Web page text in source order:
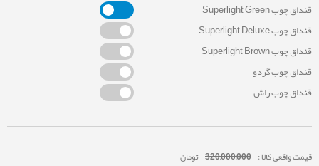
قنداق چوب Superlight Green
قنداق چوب Superlight Deluxe
قنداق چوب Superlight Brown
قنداق چوب گردو
قنداق چوب راش
قیمت واقعی کالا : 320,000,000 تومان